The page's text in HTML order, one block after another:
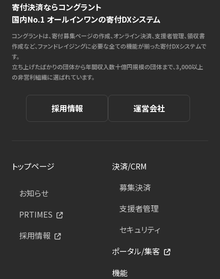
寄付決済ならコングラント
国内No.1 オールインワンの寄付DXシステム
コングラントは、寄付募集ページの作成、オンライン決済、支援者管理、領収書
作成など、ファンドレイジングに必要な全ての機能が揃った寄付DXシステムで
す。
立ち上げたばかりの団体から年間収入数十億円規模の団体まで、3,000以上
の非営利組織に選ばれています。
採用情報 運営会社
トップページ
お知らせ
PRTIMES
採用情報
決済/CRM
募集決済
支援者管理
セキュリティ
ポータル/集客
機能